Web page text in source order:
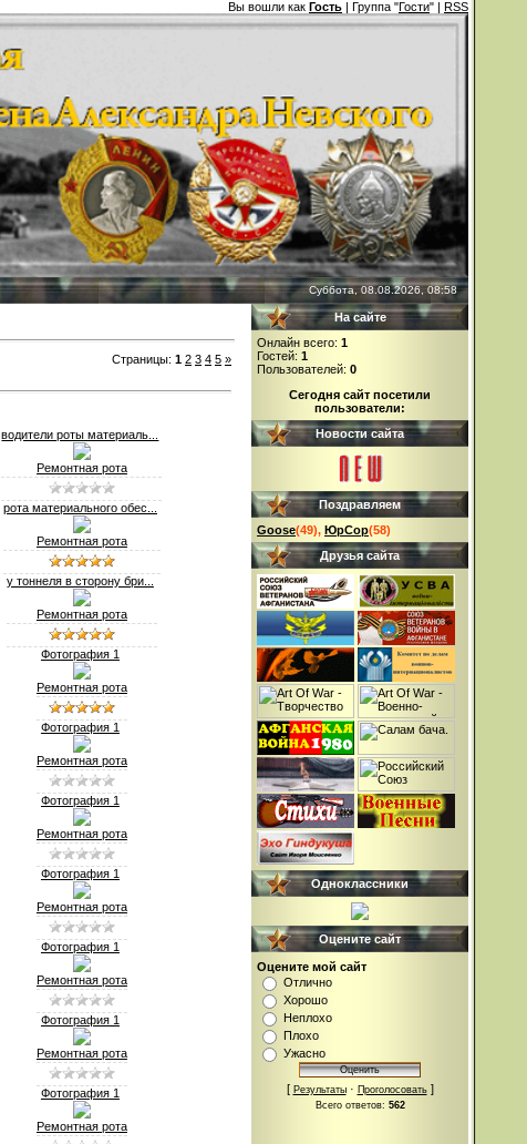
Вы вошли как Гость | Группа "Гости" | RSS
Суббота, 08.08.2026, 08:58
Страницы: 1 2 3 4 5 »
водители роты материаль...
Ремонтная рота
рота материального обес...
Ремонтная рота
у тоннеля в сторону бри...
Ремонтная рота
Фотография 1
Ремонтная рота
Фотография 1
Ремонтная рота
Фотография 1
Ремонтная рота
Фотография 1
Ремонтная рота
Фотография 1
Ремонтная рота
Фотография 1
Ремонтная рота
Фотография 1
Ремонтная рота
На сайте
Онлайн всего: 1
Гостей: 1
Пользователей: 0
Сегодня сайт посетили
пользователи:
Новости сайта
Поздравляем
Goose(49), ЮрСор(58)
Друзья сайта
Одноклассники
Оцените сайт
Оцените мой сайт
Отлично
Хорошо
Неплохо
Плохо
Ужасно
[ Результаты· Проголосовать]
Всего ответов: 562